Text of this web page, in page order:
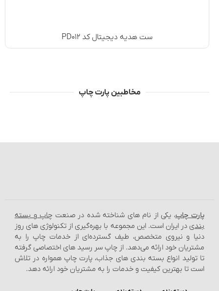
ست هدیه دیجیتال کد PD۰۱۲
مخاطبین پارت چاپ
پارت چاپ، یکی از نام‌ های شناخته شده در صنعت چاپ و بسته‌
بندی در ایران است. این مجموعه با بهره‌گیری از تکنولوژی‌ های روز
دنیا و نیروی متخصص، طیف گسترده‌ای از خدمات چاپ را به
مشتریان خود ارائه می‌دهد. از چاپ سر رسید های اختصاصی گرفته
تا تولید انواع بسته‌ بندی‌ های جذاب، پارت چاپ همواره در تلاش
است تا بهترین کیفیت و خدمات را به مشتریان خود ارائه دهد.